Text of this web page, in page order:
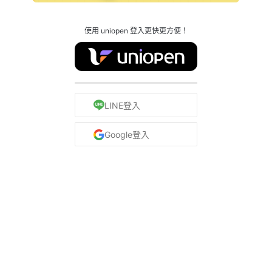
使用 uniopen 登入更快更方便！
LINE登入
Google登入